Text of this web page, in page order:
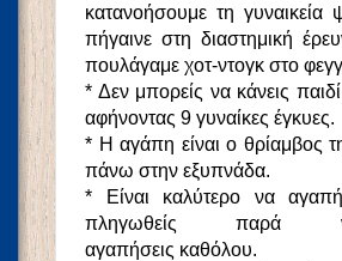
κατανοήσουμε τη γυναικεία
πήγαινε στη διαστημική
πουλάγαμε χοτ-ντογκ στο
* Δεν μπορείς να κάνεις
αφήνοντας 9 γυναίκες έγκυες.
* Η αγάπη είναι ο θρίαμβος
πάνω στην εξυπνάδα.
* Είναι καλύτερο να
πληγωθείς
αγαπήσεις καθόλου.